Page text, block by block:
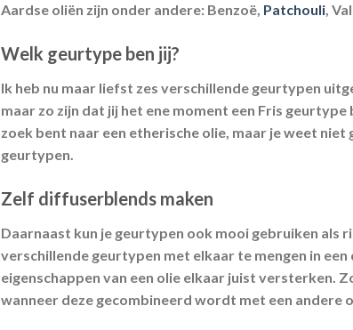
Aardse oliën zijn onder andere: Benzoë, Patchouli,
Welk geurtype ben jij?
Ik heb nu maar liefst zes verschillende geurtypen
maar zo zijn dat jij het ene moment een Fris
zoek bent naar een etherische olie, maar je weet
geurtypen.
Zelf diffuserblends maken
Daarnaast kun je geurtypen ook mooi gebruiken als
verschillende geurtypen met elkaar te mengen in
eigenschappen van een olie elkaar juist versterken.
wanneer deze gecombineerd wordt met een andere